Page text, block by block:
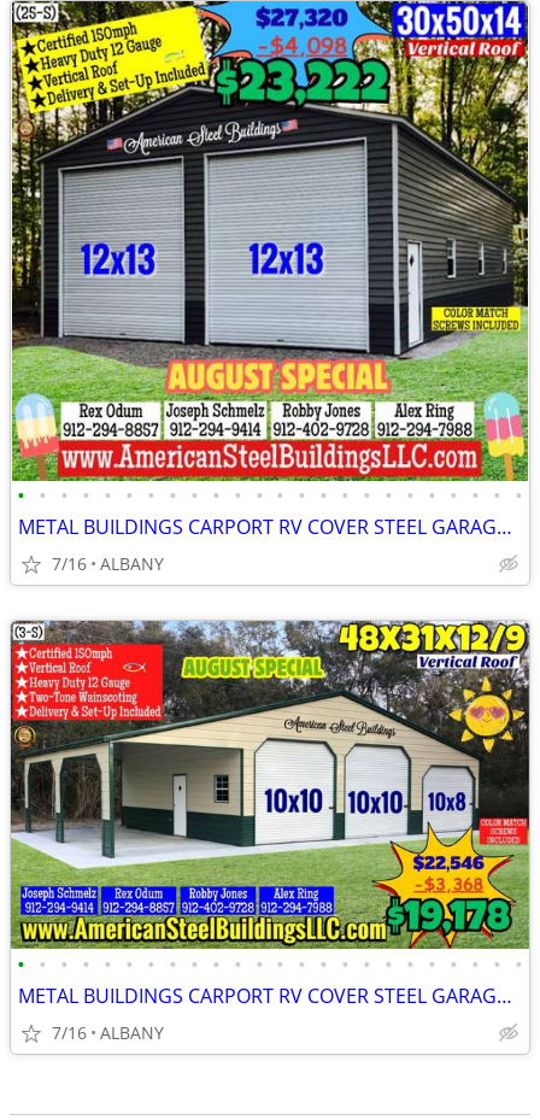
• • • • • • • • • • • • • • • • • • • • • • • •
METAL BUILDINGS CARPORT RV COVER STEEL GARAGE POLE BARN METAL BUILDING
7/16 ALBANY
• • • • • • • • • • • • • • • • • • • • • • • •
METAL BUILDINGS CARPORT RV COVER STEEL GARAGE POLE BARN METAL BUILDING
7/16 ALBANY